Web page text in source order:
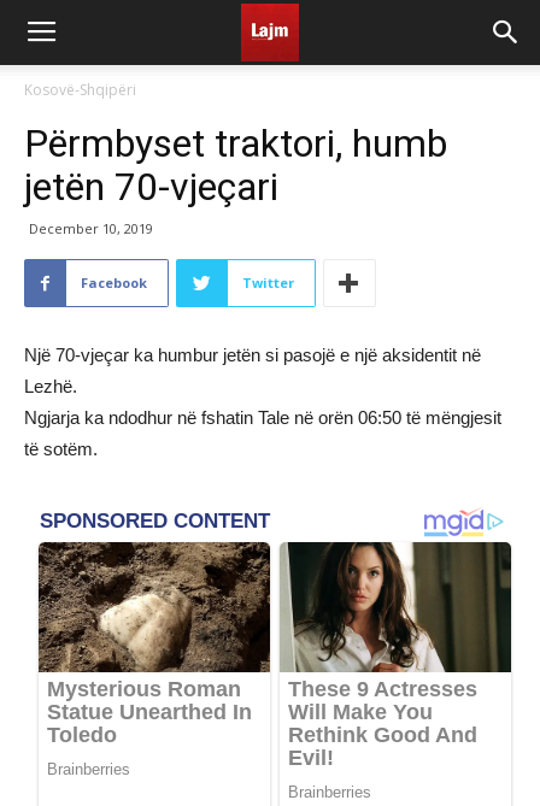
Kosovë-Shqipëri
Përmbyset traktori, humb
jetën 70-vjeçari
December 10, 2019
Facebook Twitter
Një 70-vjeçar ka humbur jetën si pasojë e një aksidentit në
Lezhë.
Ngjarja ka ndodhur në fshatin Tale në orën 06:50 të mëngjesit
të sotëm.